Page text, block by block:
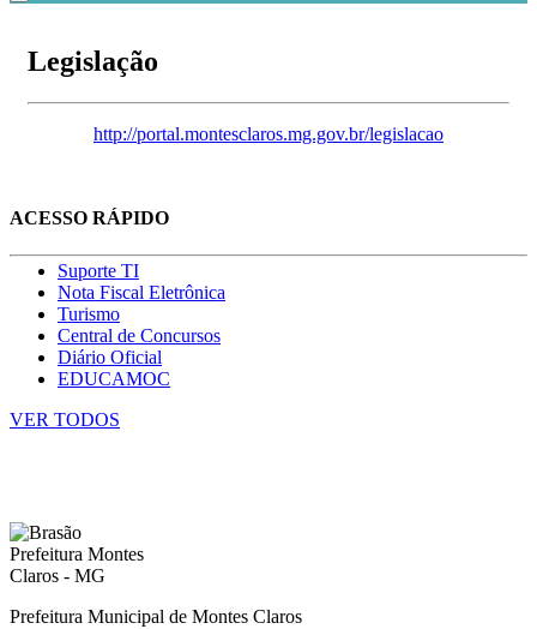
Legislação
http://portal.montesclaros.mg.gov.br/legislacao
ACESSO RÁPIDO
Suporte TI
Nota Fiscal Eletrônica
Turismo
Central de Concursos
Diário Oficial
EDUCAMOC
VER TODOS
Prefeitura Municipal de Montes Claros